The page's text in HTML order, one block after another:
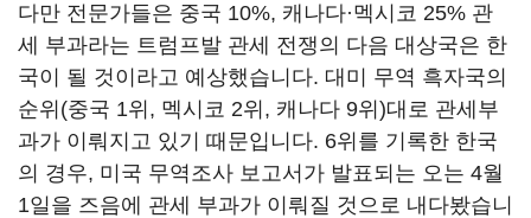
다만 전문가들은 중국 10%, 캐나다·멕시코 25% 관
세 부과라는 트럼프발 관세 전쟁의 다음 대상국은 한
국이 될 것이라고 예상했습니다. 대미 무역 흑자국의
순위(중국 1위, 멕시코 2위, 캐나다 9위)대로 관세부
과가 이뤄지고 있기 때문입니다. 6위를 기록한 한국
의 경우, 미국 무역조사 보고서가 발표되는 오는 4월
1일을 즈음에 관세 부과가 이뤄질 것으로 내다봤습니